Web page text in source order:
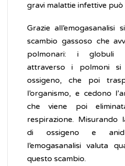
gravi malattie infettive può
Grazie
scambio gassoso che
polmonari: i globuli
attraverso i polmoni si
ossigeno, che poi
l’organismo, e cedono
che viene poi
respirazione. Misurando
di ossigeno e
l’emogasanalisi valuta
questo scambio.